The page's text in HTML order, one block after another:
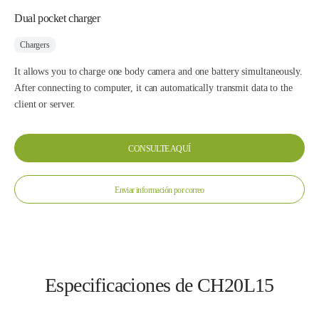
Dual pocket charger
Chargers
It allows you to charge one body camera and one battery simultaneously.
After connecting to computer, it can automatically transmit data to the
client or server.
CONSULTE AQUÍ
Enviar información por correo
Especificaciones de CH20L15